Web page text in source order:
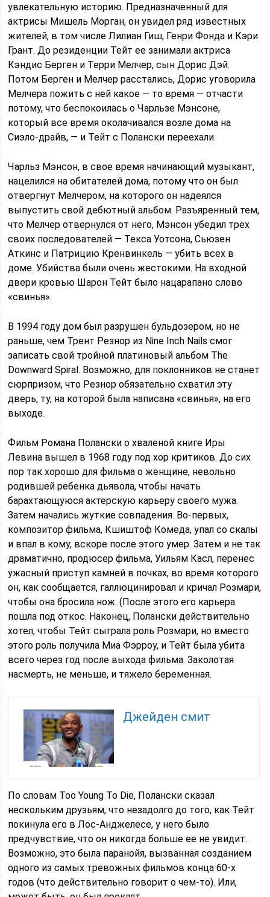
увлекательную историю. Предназначенный для
актрисы Мишель Морган, он увидел ряд известных
жителей, в том числе Лилиан Гиш, Генри Фонда и Кэри
Грант. До резиденции Тейт ее занимали актриса
Кэндис Берген и Терри Мелчер, сын Дорис Дэй.
Потом Берген и Мелчер расстались, Дорис уговорила
Мелчера пожить с ней какое — то время — отчасти
потому, что беспокоилась о Чарльзе Мэнсоне,
который все время околачивался возле дома на
Сиэло-драйв, — и Тейт с Полански переехали.
Чарльз Мэнсон, в свое время начинающий музыкант,
нацелился на обитателей дома, потому что он был
отвергнут Мелчером, на которого он надеялся
выпустить свой дебютный альбом. Разъяренный тем,
что Мелчер отвернулся от него, Мэнсон убедил трех
своих последователей — Текса Уотсона, Сьюзен
Аткинс и Патрицию Кренвинкель — убить всех в
доме. Убийства были очень жестокими. На входной
двери кровью Шарон Тейт было нацарапано слово
«свинья».
В 1994 году дом был разрушен бульдозером, но не
раньше, чем Трент Резнор из Nine Inch Nails смог
записать свой тройной платиновый альбом The
Downward Spiral. Возможно, для поклонников не станет
сюрпризом, что Резнор обязательно схватил эту
дверь, ту, на которой была написана «свинья», на его
выходе.
Фильм Романа Полански о хваленой книге Иры
Левина вышел в 1968 году под хор критиков. До сих
пор так хорошо для фильма о женщине, невольно
родившей ребенка дьявола, чтобы начать
барахтающуюся актерскую карьеру своего мужа.
Затем начались жуткие совпадения. Во-первых,
композитор фильма, Кшиштоф Комеда, упал со скалы
и впал в кому, вскоре после этого умер. Затем и не так
драматично, продюсер фильма, Уильям Касл, перенес
ужасный приступ камней в почках, во время которого
он, как сообщается, галлюцинировал и кричал Розмари,
чтобы она бросила нож. (После этого его карьера
пошла под откос. Наконец, Полански действительно
хотел, чтобы Тейт сыграла роль Розмари, но вместо
этого роль получила Миа Фэрроу, и Тейт была убита
всего через год после выхода фильма. Заколотая
насмерть, не меньше, и тяжело беременная.
Джейден смит
По словам Too Young To Die, Полански сказал
нескольким друзьям, что незадолго до того, как Тейт
покинула его в Лос-Анджелесе, у него было
предчувствие, что он никогда больше ее не увидит.
Возможно, это была паранойя, вызванная созданием
одного из самых тревожных фильмов конца 60-х
годов (что действительно говорит о чем-то). Или,